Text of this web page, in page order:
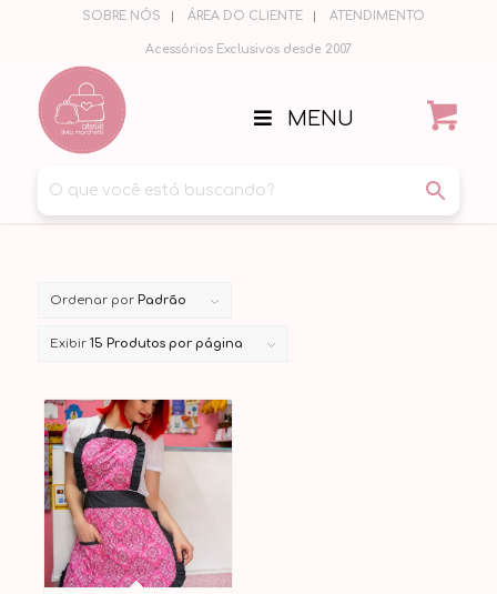
SOBRE NÓS ÁREA DO CLIENTE ATENDIMENTO
Acessórios Exclusivos desde 2007
MENU
Ordenar por Padrão
Exibir 15 Produtos por página